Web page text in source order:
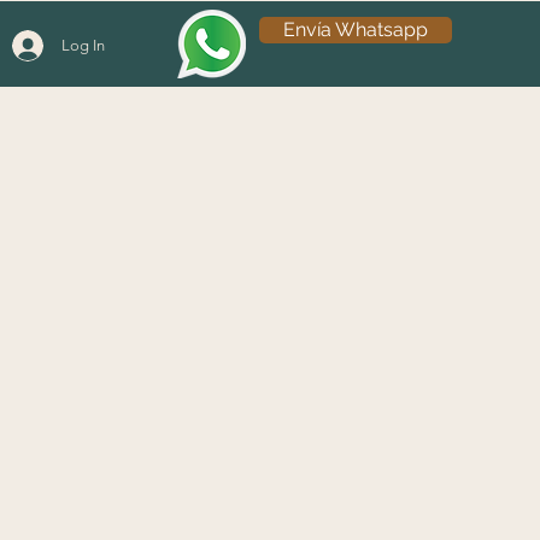
Log In
Envía Whatsapp